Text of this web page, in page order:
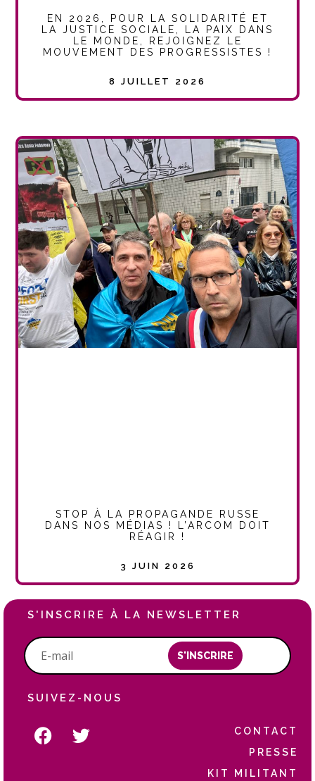
EN 2026, POUR LA SOLIDARITÉ ET
LA JUSTICE SOCIALE, LA PAIX DANS
LE MONDE, REJOIGNEZ LE
MOUVEMENT DES PROGRESSISTES !
8 JUILLET 2026
STOP À LA PROPAGANDE RUSSE
DANS NOS MÉDIAS ! L’ARCOM DOIT
RÉAGIR !
3 JUIN 2026
S'INSCRIRE À LA NEWSLETTER
S'INSCRIRE
SUIVEZ-NOUS
CONTACT
PRESSE
KIT MILITANT